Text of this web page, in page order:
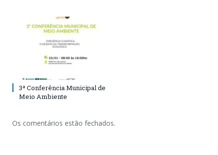
3ª Conferência Municipal de
Meio Ambiente
Os comentários estão fechados.